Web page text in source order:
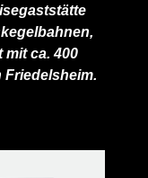
ca. 400
Friedelsheim.